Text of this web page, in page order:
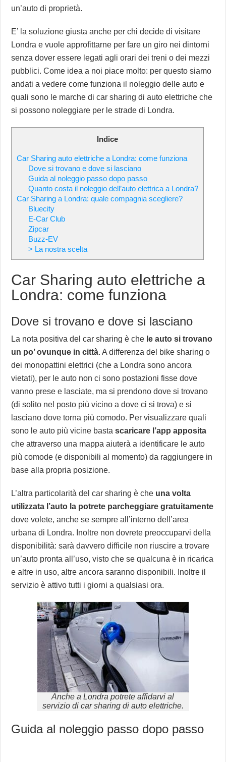
un’auto di proprietà.
E’ la soluzione giusta anche per chi decide di visitare
Londra e vuole approfittarne per fare un giro nei dintorni
senza dover essere legati agli orari dei treni o dei mezzi
pubblici. Come idea a noi piace molto: per questo siamo
andati a vedere come funziona il noleggio delle auto e
quali sono le marche di car sharing di auto elettriche che
si possono noleggiare per le strade di Londra.
Indice
Car Sharing auto elettriche a Londra: come funziona
Dove si trovano e dove si lasciano
Guida al noleggio passo dopo passo
Quanto costa il noleggio dell’auto elettrica a Londra?
Car Sharing a Londra: quale compagnia scegliere?
Bluecity
E-Car Club
Zipcar
Buzz-EV
> La nostra scelta
Car Sharing auto elettriche a
Londra: come funziona
Dove si trovano e dove si lasciano
La nota positiva del car sharing è che le auto si trovano
un po’ ovunque in città. A differenza del bike sharing o
dei monopattini elettrici (che a Londra sono ancora
vietati), per le auto non ci sono postazioni fisse dove
vanno prese e lasciate, ma si prendono dove si trovano
(di solito nel posto più vicino a dove ci si trova) e si
lasciano dove torna più comodo. Per visualizzare quali
sono le auto più vicine bastascaricare l’app apposita
che attraverso una mappa aiuterà a identificare le auto
più comode (e disponibili al momento) da raggiungere in
base alla propria posizione.
L’altra particolarità del car sharing è che una volta
utilizzata l’auto la potrete parcheggiare gratuitamente
dove volete, anche se sempre all’interno dell’area
urbana di Londra. Inoltre non dovrete preoccuparvi della
disponibilità: sarà davvero difficile non riuscire a trovare
un’auto pronta all’uso, visto che se qualcuna è in ricarica
e altre in uso, altre ancora saranno disponibili. Inoltre il
servizio è attivo tutti i giorni a qualsiasi ora.
Anche a Londra potrete affidarvi al
servizio di car sharing di auto elettriche.
Guida al noleggio passo dopo passo